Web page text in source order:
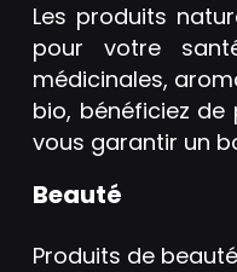
Les produits
pour votre
médicinales,
bio, bénéficiez
vous garantir un
Beauté
Produits de beauté